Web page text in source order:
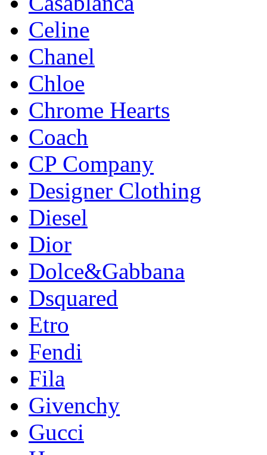
Celine
Chanel
Chloe
Chrome Hearts
Coach
CP Company
Designer Clothing
Diesel
Dior
Dolce&Gabbana
Dsquared
Etro
Fendi
Fila
Givenchy
Gucci